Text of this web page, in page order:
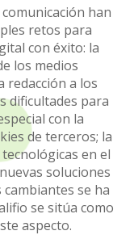
han
retos para
con éxito: la
los medios
redacción a los
dificultades para
con la
de terceros; la
en el
soluciones
se ha
se sitúa como
aspecto.